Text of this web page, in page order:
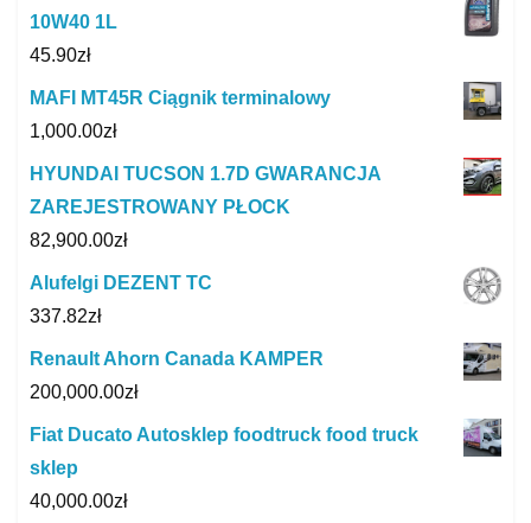
10W40 1L
45.90zł
MAFI MT45R Ciągnik terminalowy
1,000.00zł
HYUNDAI TUCSON 1.7D GWARANCJA
ZAREJESTROWANY PŁOCK
82,900.00zł
Alufelgi DEZENT TC
337.82zł
Renault Ahorn Canada KAMPER
200,000.00zł
Fiat Ducato Autosklep foodtruck food truck
sklep
40,000.00zł